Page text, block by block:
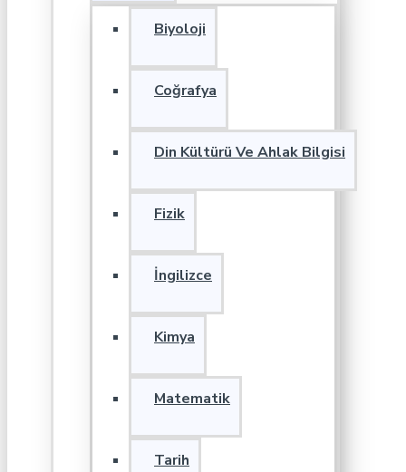
Biyoloji
Coğrafya
Din Kültürü Ve Ahlak Bilgisi
Fizik
İngilizce
Kimya
Matematik
Tarih